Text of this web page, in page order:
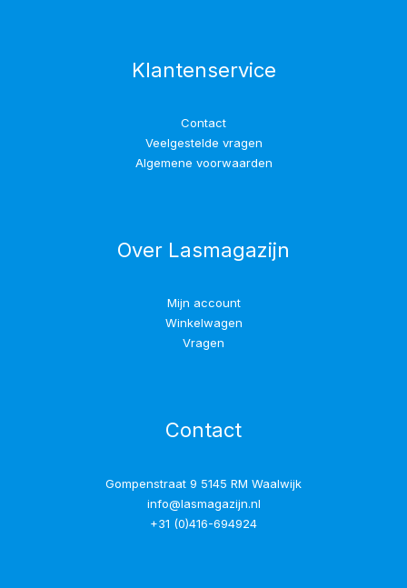
Klantenservice
Contact
Veelgestelde vragen
Algemene voorwaarden
Over Lasmagazijn
Mijn account
Winkelwagen
Vragen
Contact
Gompenstraat 9 5145 RM Waalwijk
info@lasmagazijn.nl
+31 (0)416-694924